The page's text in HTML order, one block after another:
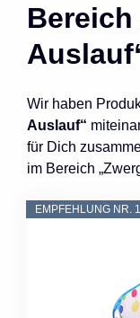
Wir haben
Auslauf“
für Dich
im Bereich
EMPFEHLUNG NR. 1